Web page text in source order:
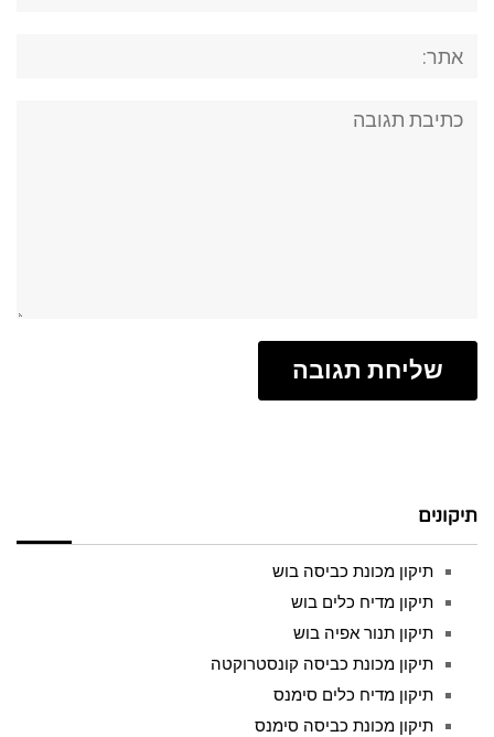
תיקונים
תיקון מכונת כביסה בוש
תיקון מדיח כלים בוש
תיקון תנור אפיה בוש
תיקון מכונת כביסה קונסטרוקטה
תיקון מדיח כלים סימנס
תיקון מכונת כביסה סימנס